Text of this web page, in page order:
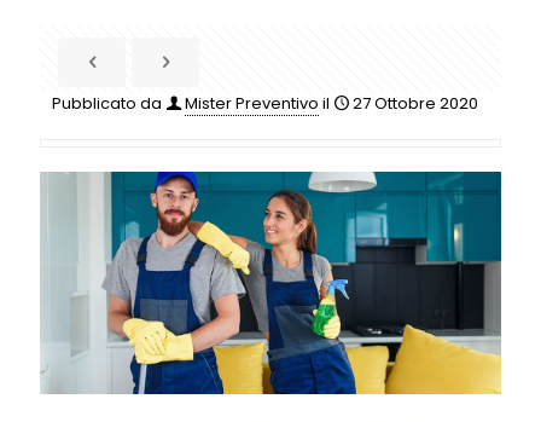
Pubblicato da Mister Preventivo il 27 Ottobre 2020